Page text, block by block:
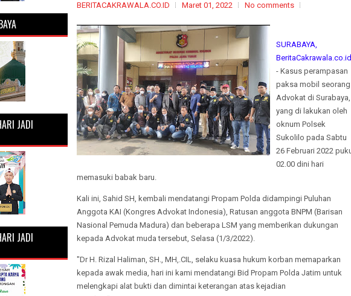
BERITACAKRAWALA.CO.ID Maret 01, 2022 No comments
SURABAYA,
BeritaCakrawala.co.id
- Kasus perampasan
paksa mobil seorang
Advokat di Surabaya,
yang di lakukan oleh
oknum Polsek
Sukolilo pada Sabtu
26 Februari 2022
02.00 dini hari
memasuki babak baru.
Kali ini, Sahid SH, kembali mendatangi Propam Polda didampingi Puluhan
Anggota KAI (Kongres Advokat Indonesia), Ratusan anggota BNPM (Barisan
Nasional Pemuda Madura) dan beberapa LSM yang memberikan dukungan
kepada Advokat muda tersebut, Selasa (1/3/2022).
"Dr H. Rizal Haliman, SH., MH,.CIL, selaku kuasa hukum korban memaparkan
kepada awak media, hari ini kami mendatangi Bid Propam Polda Jatim untuk
melengkapi alat bukti dan dimintai keterangan atas kejadian
JADI
JADI